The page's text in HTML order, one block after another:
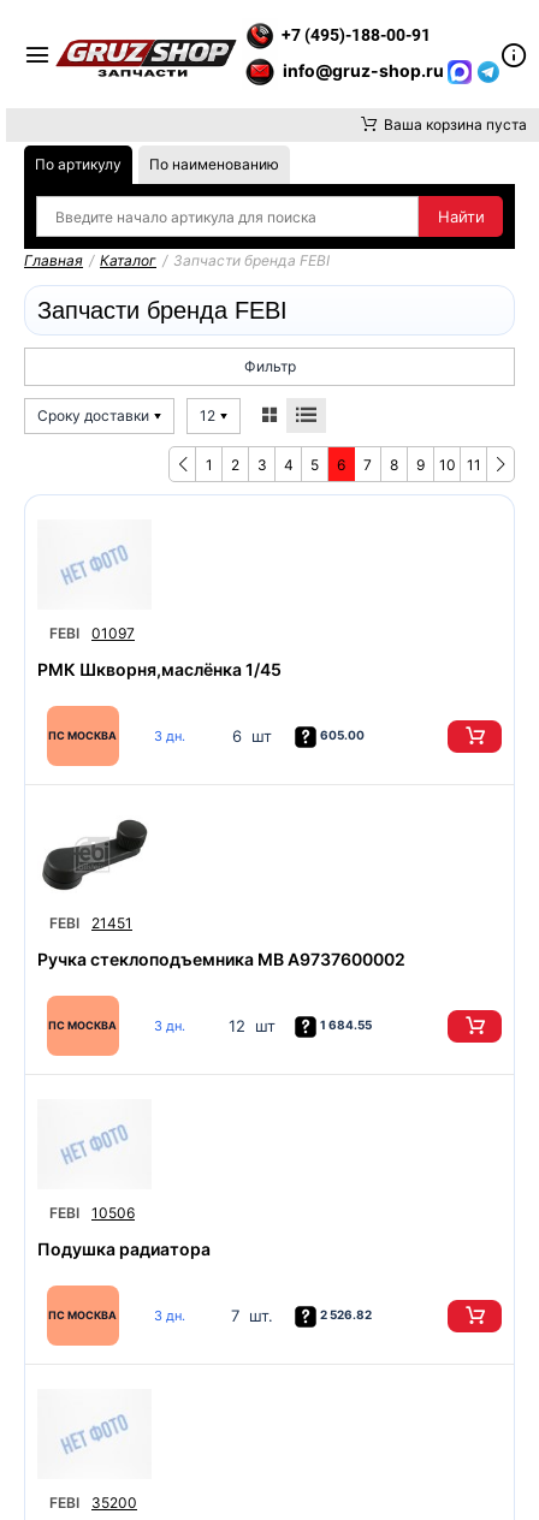
+7 (495)-188-00-91
info@gruz-shop.ru
Ваша корзина пуста
По артикулу По наименованию
Главная / Каталог / Запчасти бренда FEBI
Запчасти бренда FEBI
Фильтр
Сроку доставки 12
1 2 3 4 5 6 7 8 9 10 11
FEBI 01097
РМК Шкворня,маслёнка 1/45
ПС МОСКВА 3 дн. 6 шт 605.00
FEBI 21451
Ручка стеклоподъемника MB A9737600002
ПС МОСКВА 3 дн. 12 шт 1 684.55
FEBI 10506
Подушка радиатора
ПС МОСКВА 3 дн. 7 шт. 2 526.82
FEBI 35200